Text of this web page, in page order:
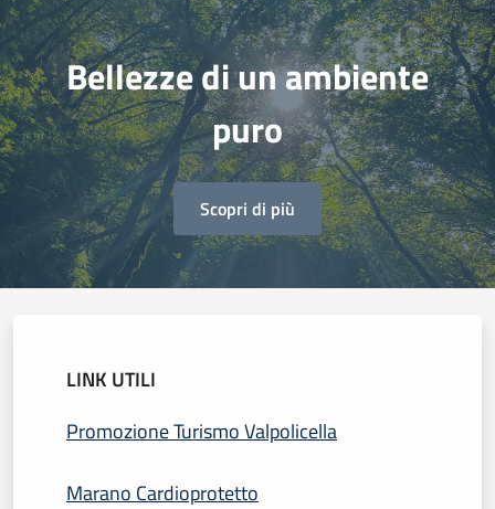
Bellezze di un ambiente
puro
Scopri di più
LINK UTILI
Promozione Turismo Valpolicella
Marano Cardioprotetto